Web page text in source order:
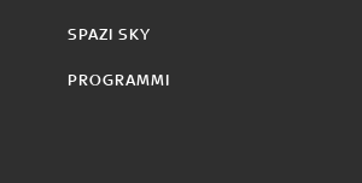
SPAZI SKY
PROGRAMMI